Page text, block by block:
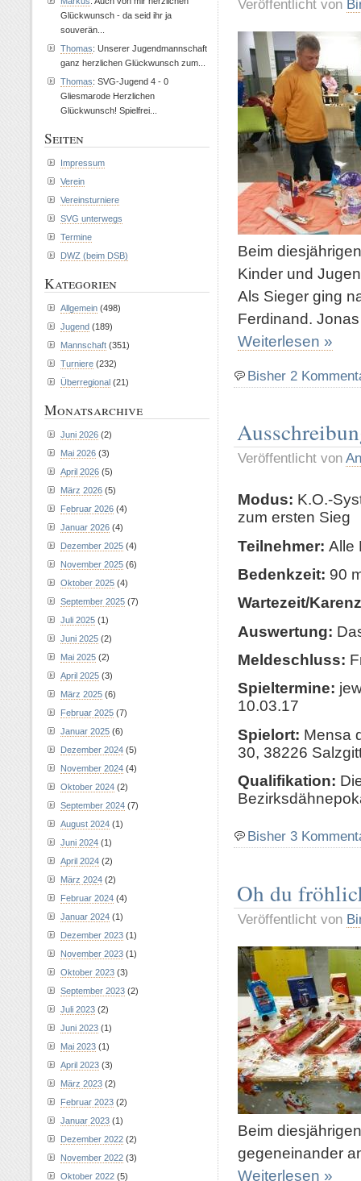
Veröffentlicht von
Beim
Kinder und
Als Sieger ging
Ferdinand.
Weiterlesen »
Bisher 2
Veröffentlicht von
Modus: K.O.-
zum ersten Sieg
Teilnehmer: Alle
Bedenkzeit: 90
Wartezeit/
Auswertung:
Meldeschluss:
Spieltermine:
10.03.17
Spielort: Mensa
30, 38226
Qualifikation:
Bisher 3
Oh du
Veröffentlicht von
Beim
gegeneinander
Weiterlesen »
Glückwunsch - da seid ihr ja
souverän...
Thomas: Unserer Jugendmannschaft
ganz herzlichen Glückwunsch zum...
Thomas: SVG-Jugend 4 - 0
Gliesmarode Herzlichen
Glückwunsch! Spielfrei...
Seiten
Impressum
Verein
Vereinsturniere
SVG unterwegs
Termine
DWZ (beim DSB)
Kategorien
Allgemein (498)
Jugend (189)
Mannschaft (351)
Turniere (232)
Überregional (21)
Monatsarchive
Juni 2026 (2)
Mai 2026 (3)
April 2026 (5)
März 2026 (5)
Februar 2026 (4)
Januar 2026 (4)
Dezember 2025 (4)
November 2025 (6)
Oktober 2025 (4)
September 2025 (7)
Juli 2025 (1)
Juni 2025 (2)
Mai 2025 (2)
April 2025 (3)
März 2025 (6)
Februar 2025 (7)
Januar 2025 (6)
Dezember 2024 (5)
November 2024 (4)
Oktober 2024 (2)
September 2024 (7)
August 2024 (1)
Juni 2024 (1)
April 2024 (2)
März 2024 (2)
Februar 2024 (4)
Januar 2024 (1)
Dezember 2023 (1)
November 2023 (1)
Oktober 2023 (3)
September 2023 (2)
Juli 2023 (2)
Juni 2023 (1)
Mai 2023 (1)
April 2023 (3)
März 2023 (2)
Februar 2023 (2)
Januar 2023 (1)
Dezember 2022 (2)
November 2022 (3)
Oktober 2022 (5)